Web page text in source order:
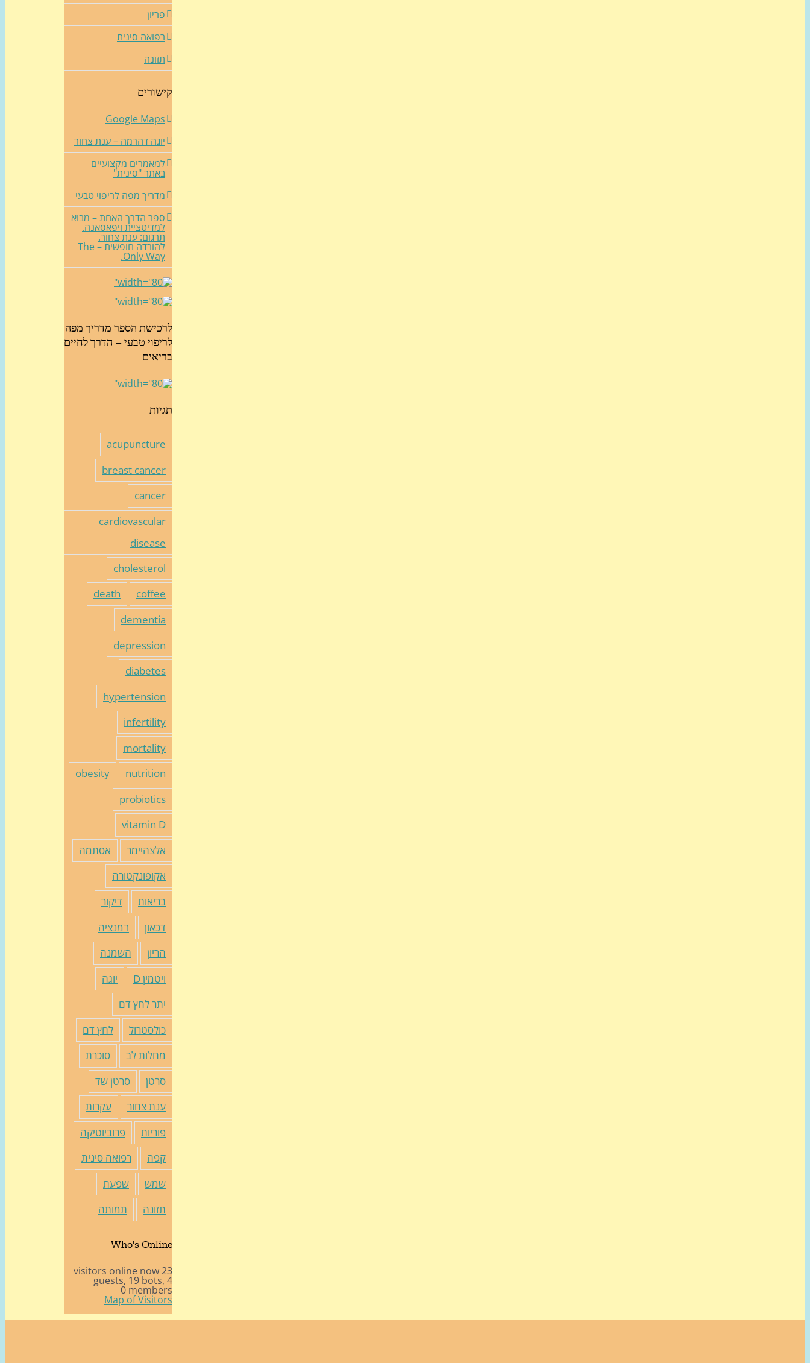
פריון
רפואה סינית
תזונה
קישורים
Google Maps
יוגה דהרמה – ענת צחור
למאמרים מקצועיים
באתר "סינית"
מדריך מפה לריפוי טבעי
ספר הדרך האחת – מבוא
למדיטציית ויפאסאנה.
תרגום: ענת צחור.
להורדה חופשית – The
Only Way.
לרכישת הספר מדריך מפה
לריפוי טבעי – הדרך לחיים
בריאים
תגיות
acupuncture
breast cancer
cancer
cardiovascular
disease
cholesterol
coffee
death
dementia
depression
diabetes
hypertension
infertility
mortality
nutrition
obesity
probiotics
vitamin D
אלצהיימר
אסתמה
אקופונקטורה
בריאות
דיקור
דכאון
דמנציה
הריון
השמנה
ויטמין D
יוגה
יתר לחץ דם
כולסטרול
לחץ דם
מחלות לב
סוכרת
סרטן
סרטן שד
ענת צחור
עקרות
פוריות
פרוביוטיקה
קפה
רפואה סינית
שמש
שפעת
תזונה
תמותה
Who's Online
23 visitors online now
4 guests,
19 bots,
0 members
Map of Visitors